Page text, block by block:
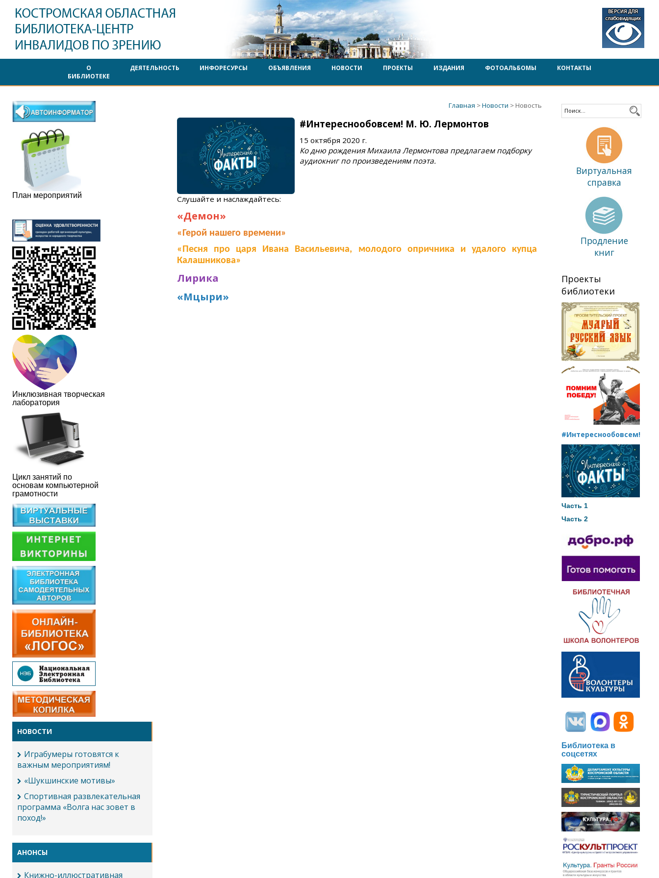
О
БИБЛИОТЕКЕ
ДЕЯТЕЛЬНОСТЬ ИНФОРЕСУРСЫ ОБЪЯВЛЕНИЯ НОВОСТИ ПРОЕКТЫ ИЗДАНИЯ ФОТОАЛЬБОМЫ КОНТАКТЫ
План мероприятий
Инклюзивная творческая
лаборатория
Цикл занятий по
основам компьютерной
грамотности
НОВОСТИ
Играбумеры готовятся к
важным мероприятиям!
«Шукшинские мотивы»
Спортивная развлекательная
программа «Волга нас зовет в
поход!»
АНОНСЫ
Книжно-иллюстративная
Главная >Новости > Новость
#Интереснообовсем! М. Ю. Лермонтов
15 октября 2020 г.
Ко дню рождения Михаила Лермонтова предлагаем подборку
аудиокниг по произведениям поэта.
Слушайте и наслаждайтесь:
«Демон»
«Герой нашего времени»
«Песня про царя Ивана Васильевича, молодого опричника и удалого купца
Калашникова»
Лирика
«Мцыри»
Виртуальная
справка
Продление
книг
Проекты
библиотеки
#Интереснообовсем!
Часть 1
Часть 2
Библиотека в
соцсетях